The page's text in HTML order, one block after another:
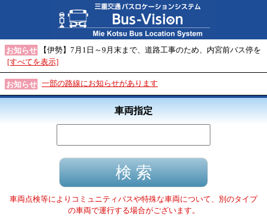
お知らせ
【伊勢】7月1日～9月末まで、道路工事のため、内宮前バス停を
[すべてを表示]
お知らせ 一部の路線にお知らせがあります
車両指定
車両点検等によりコミュニティバスや特殊な車両について、別のタイプ
の車両で運行する場合がございます。